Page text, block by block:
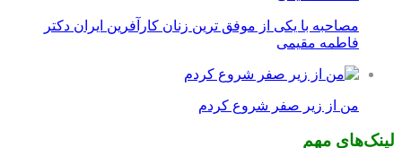
مصاحبه با یکی از موفق ترین زنان کارآفرین ایران دکتر
فاطمه مقیمی
من از زیر صفر شروع کردم
لینک‌های مهم